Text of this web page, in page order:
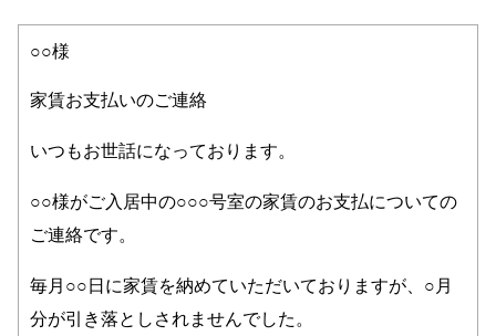
○○様
家賃お支払いのご連絡
いつもお世話になっております。
○○様がご入居中の○○○号室の家賃のお支払についての
ご連絡です。
毎月○○日に家賃を納めていただいておりますが、○月
分が引き落としされませんでした。